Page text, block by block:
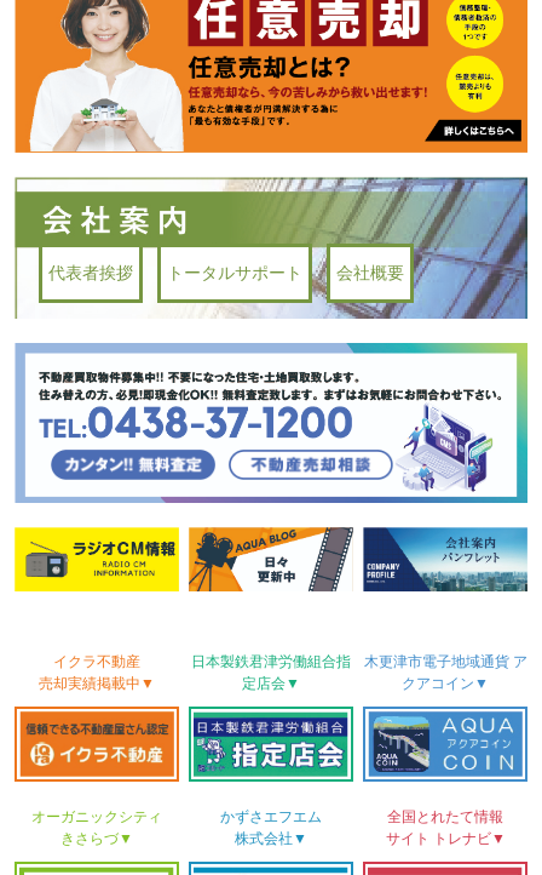
代表者挨拶 トータルサポート 会社概要
イクラ不動産
売却実績掲載中▼
日本製鉄君津労働組合指
定店会▼
木更津市電子地域通貨ア
クアコイン▼
オーガニックシティ
きさらづ▼
かずさ エフエム
株式会社▼
全国とれたて情報
サイト
トレナビ▼